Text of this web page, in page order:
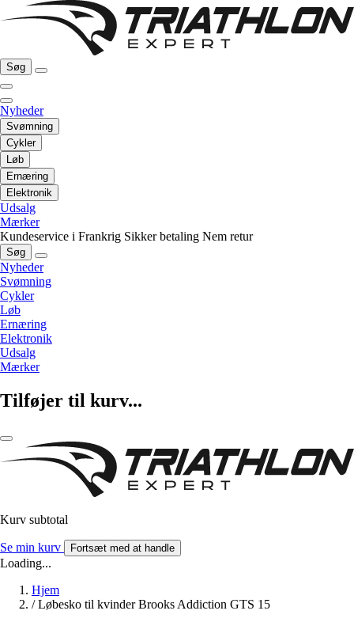
Søg
Nyheder
Svømning
Cykler
Løb
Ernæring
Elektronik
Udsalg
Mærker
Kundeservice i Frankrig Sikker betaling Nem retur
Søg
Nyheder
Svømning
Cykler
Løb
Ernæring
Elektronik
Udsalg
Mærker
Tilføjer til kurv...
Kurv subtotal
Se min kurv Fortsæt med at handle
Loading...
Hjem
/ Løbesko til kvinder Brooks Addiction GTS 15